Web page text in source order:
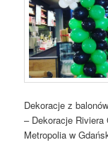
Dekoracje z
– Dekoracje
Metropolia w